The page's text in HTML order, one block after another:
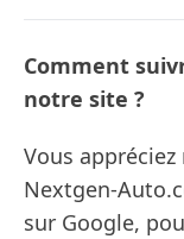
Comment
notre site ?
Vous
Nextgen-
sur Google,